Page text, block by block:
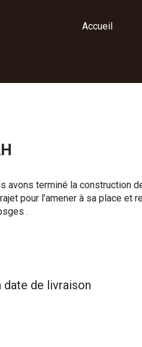
Accueil
avons terminé la construction
pour l’amener à sa place et
.
date de livraison